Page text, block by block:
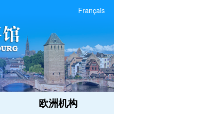
Français
欧洲机构